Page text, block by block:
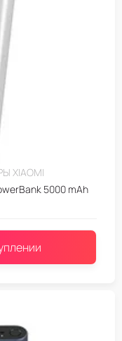
XIAOMI
5000 mAh